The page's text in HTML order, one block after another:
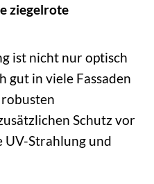
ziegelrote
ist nicht nur optisch
gut in viele Fassaden
Schutz vor
Strahlung und